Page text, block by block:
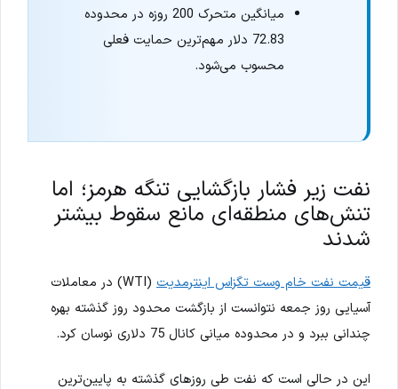
میانگین متحرک 200 روزه در محدوده
72.83 دلار مهم‌ترین حمایت فعلی
محسوب می‌شود.
نفت زیر فشار بازگشایی تنگه هرمز؛ اما
تنش‌های منطقه‌ای مانع سقوط بیشتر
شدند
قیمت نفت خام وست تگزاس اینترمدیت
(WTI) در معاملات
آسیایی روز جمعه نتوانست از بازگشت محدود روز گذشته بهره
چندانی ببرد و در محدوده میانی کانال 75 دلاری نوسان کرد.
این در حالی است که نفت طی روزهای گذشته به پایین‌ترین